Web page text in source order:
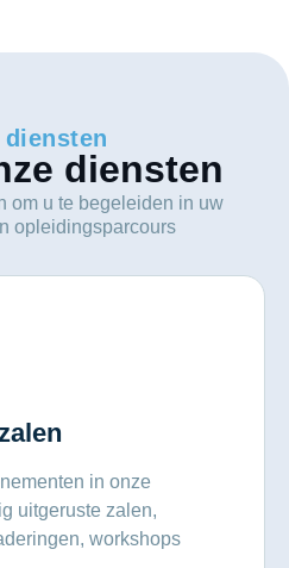
diensten
diensten
om u te begeleiden in uw
opleidingsparcours
in onze
uitgeruste zalen,
workshops